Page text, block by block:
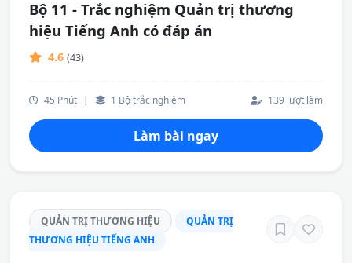
Bộ 11 - Trắc nghiệm Quản trị thương
hiệu Tiếng Anh có đáp án
4.6 (43)
45 Phút | 1 Bộ trắc nghiệm 139 lượt làm
Làm bài ngay
QUẢN TRỊ THƯƠNG HIỆU
QUẢN TRỊ
THƯƠNG HIỆU TIẾNG ANH